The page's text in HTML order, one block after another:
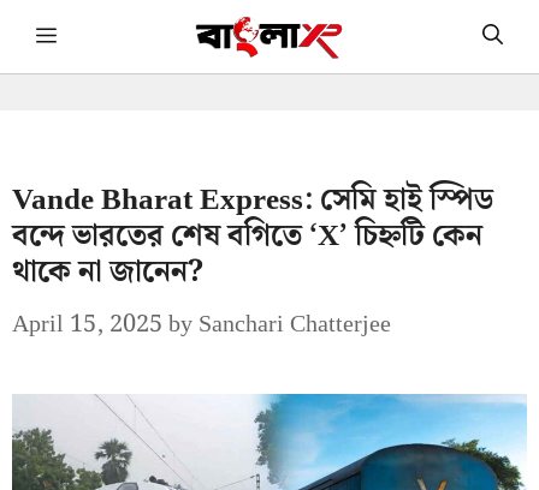
Skip Menu
Vande Bharat Express: সেমি হাই স্পিড
বন্দে ভারতের শেষ বগিতে ‘X’ চিহ্নটি কেন
থাকে না জানেন?
April 15, 2025bySanchari Chatterjee